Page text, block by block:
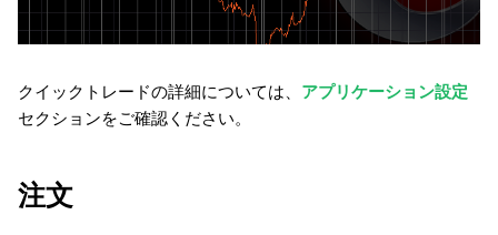
クイックトレードの詳細については、 アプリケーション設定
セクションをご確認ください。
注文